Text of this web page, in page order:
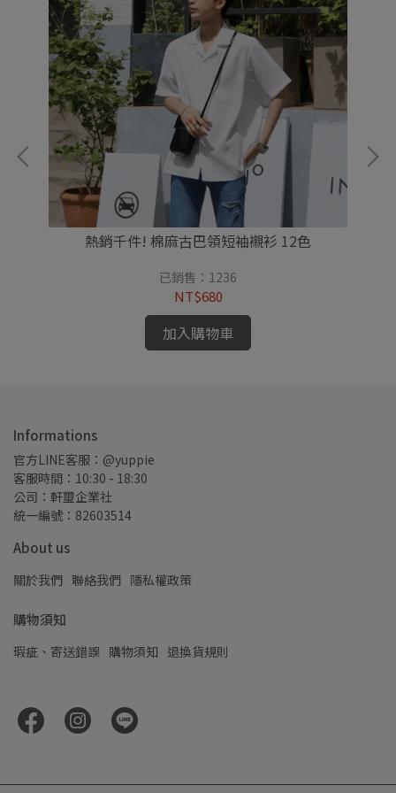
熱銷千件! 棉麻古巴領短袖襯衫 12色
已銷售：1236
NT$680
加入購物車
Informations
官方LINE客服：@yuppie
客服時間：10:30 - 18:30
公司：軒璽企業社
統一編號：82603514
About us
關於我們 聯絡我們 隱私權政策
購物須知
瑕疵、寄送錯誤 購物須知 退換貨規則